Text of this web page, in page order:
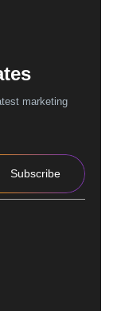
marketing
Subscribe